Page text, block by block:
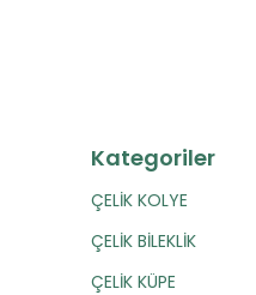
Kategoriler
ÇELİK KOLYE
ÇELİK BİLEKLİK
ÇELİK KÜPE